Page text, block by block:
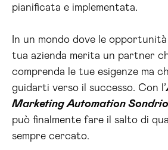
pianificata e implementata.
In un mondo dove le
tua azienda merita un partner
comprenda le tue esigenze ma
guidarti verso il successo. Con l’
Marketing Automation Sondrio
può finalmente fare il salto di
sempre cercato.